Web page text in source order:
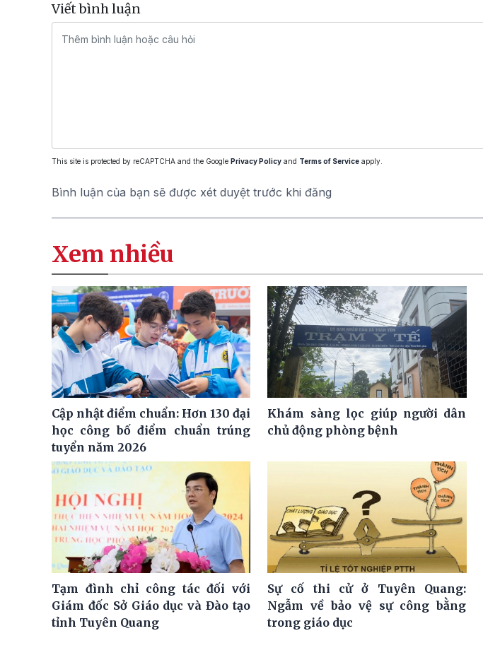
Viết bình luận
This site is protected by reCAPTCHA and the Google Privacy Policy and Terms of Service apply.
Bình luận của bạn sẽ được xét duyệt trước khi đăng
Xem nhiều
Cập nhật điểm chuẩn: Hơn 130 đại
học công bố điểm chuẩn trúng
tuyển năm 2026
Khám sàng lọc giúp người dân
chủ động phòng bệnh
Tạm đình chỉ công tác đối với
Giám đốc Sở Giáo dục và Đào tạo
tỉnh Tuyên Quang
Sự cố thi cử ở Tuyên Quang:
Ngẫm về bảo vệ sự công bằng
trong giáo dục